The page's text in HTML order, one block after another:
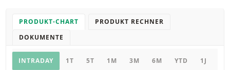
PRODUKT-CHART
PRODUKT RECHNER
DOKUMENTE
Chart
INTRADAY 1T 5T 1M 3M 6M YTD 1J